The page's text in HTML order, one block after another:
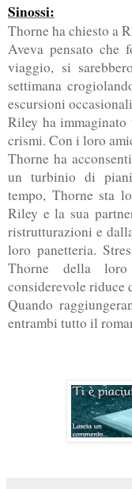
Sinossi:
Thorne ha chiesto a
Aveva pensato che
viaggio, si
settimana
escursioni
Riley ha
crismi. Con i loro
Thorne ha
un turbinio di
tempo, Thorne sta
Riley e la sua
ristrutturazioni e
loro panetteria.
Thorne della
considerevole riduce
Quando
entrambi tutto il